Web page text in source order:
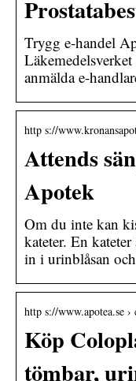
Trygg e-handel
anmälda e-
http s://
Attends
Apotek
Om du inte kan
kateter. En
in i urinblåsan
http s://www.apotea.se
Köp
tömbar,